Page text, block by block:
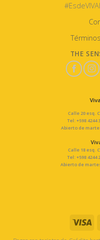
THE
Calle 20 esq.
Tel: +598 4244
Abierto de
Calle 18 esq.
Tel: +598 4244
Abierto de